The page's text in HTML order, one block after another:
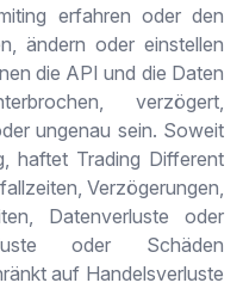
erfahren oder den
ändern oder einstellen
die API und die Daten
verzögert,
ungenau sein. Soweit
haftet Trading Different
Verzögerungen,
Datenverluste oder
oder Schäden
auf Handelsverluste